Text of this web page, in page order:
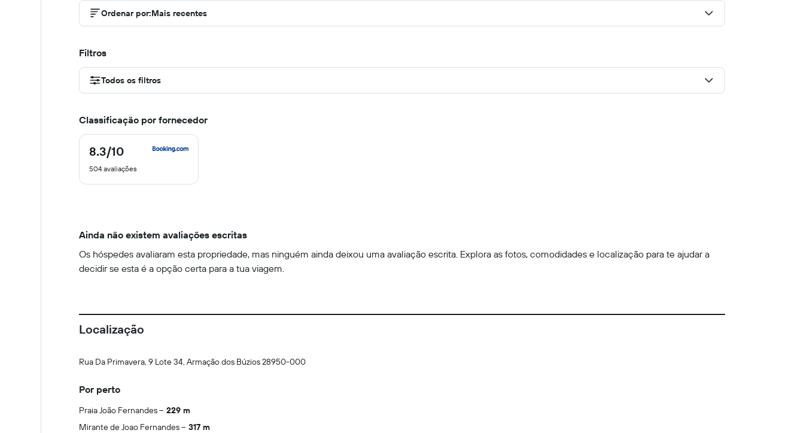
Ordenar por:Mais recentes
Filtros
Todos os filtros
Classificação por fornecedor
8.3/10
8.3
10
504 avaliações
Ainda não existem avaliações escritas
Os hóspedes avaliaram esta propriedade, mas ninguém ainda deixou uma avaliação escrita. Explora as fotos, comodidades e localização para te ajudar a
decidir se esta é a opção certa para a tua viagem.
Localização
Rua Da Primavera, 9 Lote 34, Armação dos Búzios 28950-000
Por perto
Praia João Fernandes
229 m
Mirante de Joao Fernandes
317 m